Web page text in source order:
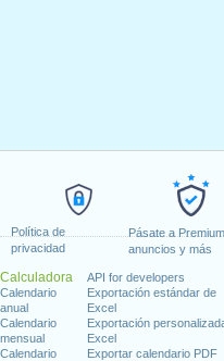
Política de
privacidad
Pásate a
anuncios y más
Calculadora
Calendario
anual
Calendario
mensual
Calendario
API for developers
Exportación estándar de
Excel
Exportación
Excel
Exportar calendario PDF